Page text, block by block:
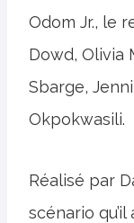
Odom Jr., le
Dowd, Olivia
Sbarge,
Okpokwasili.
Réalisé par
scénario